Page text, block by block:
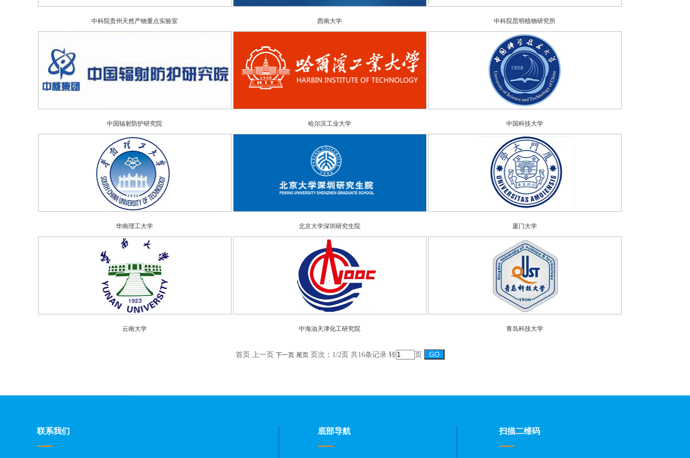
中科院贵州天然产物重点实验室 西南大学 中科院昆明植物研究所
中国辐射防护研究院 哈尔滨工业大学 中国科技大学
华南理工大学 北京大学深圳研究生院 厦门大学
云南大学 中海油天津化工研究院 青岛科技大学
首页 上一页 下一页 尾页页次：1/2页 共16条记录 转 页
联系我们 底部导航 扫描二维码